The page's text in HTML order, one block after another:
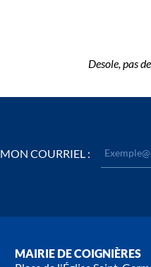
Desole, pas
MON COURRIEL :
MAIRIE DE COIGNIÈRES